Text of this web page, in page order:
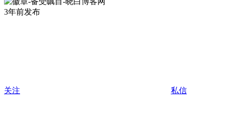
3年前发布
关注 私信